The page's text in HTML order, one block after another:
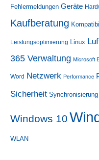
Fehlermeldungen Geräte
Kaufberatung
Leistungsoptimierung Linux
365 Verwaltung Microsoft
Word Netzwerk Performance
Sicherheit Synchronisierung
Windows 10
WLAN